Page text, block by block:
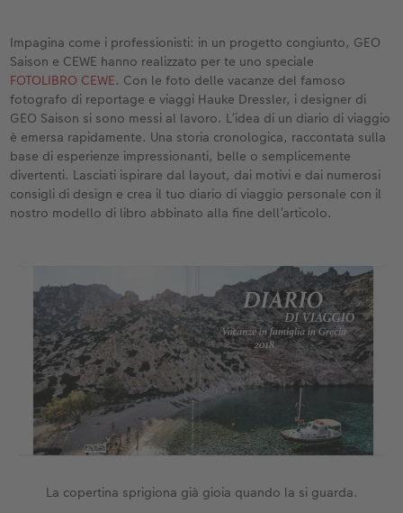
Tasca interna
FOTOLIBRO CEWE Kids
Copertina in pelle e lino
Primi passi
Come ordinare
Storie dei clienti
Coffeetable Book «Art Collection»
Accessori
Poster premium
Set di foto
Foto adesivi
Foto istantanee
Fototessere
Collage fotografico
hexxas
Plexiglas
Poster in alluminio
Foto su legno
Poster su forex
Mosaico
Consigli decorazione murale
Accessori
Biglietti pieghevoli
Foto biglietti
Cartoline postali
Cartoline singole con spedizione diretta
Scuola e ufficio
Animali domestici
Faber-Castell
Stampe artistiche
Foto-box regalo
Buono regalo CEWE
Barattolo per croccantini con foto
Novità
Cover rigide
Cover in pelle
Cover in legno
Cover cellulare con tracolla
Con design
Calendario da parete A4
Calendario da parete A4 Panoramico
Calendario da parete A3
Calendario da tavolo quadrato
Accessori
Set di foto istantanee
Collage di foto istantanee
Foto mosaico istantanee
Fototessere biometriche
Trova la filiale
Regali per la festa della mamma
Regali d’addio
Fotoregali per Pasqua
per gli sposi
per l’addio al nubilato
Annuario
Concorsi fotografici
Storie dei clienti
App
Impagina come i professionisti: in un progetto congiunto, GEO
Saison e CEWE hanno realizzato per te uno speciale
FOTOLIBRO CEWE. Con le foto delle vacanze del famoso
fotografo di reportage e viaggi Hauke Dressler, i designer di
GEO Saison si sono messi al lavoro. L’idea di un diario di viaggio
è emersa rapidamente. Una storia cronologica, raccontata sulla
base di esperienze impressionanti, belle o semplicemente
divertenti. Lasciati ispirare dal layout, dai motivi e dai numerosi
consigli di design e crea il tuo diario di viaggio personale con il
nostro modello di libro abbinato alla fine dell’articolo.
La copertina sprigiona già gioia quando la si guarda.